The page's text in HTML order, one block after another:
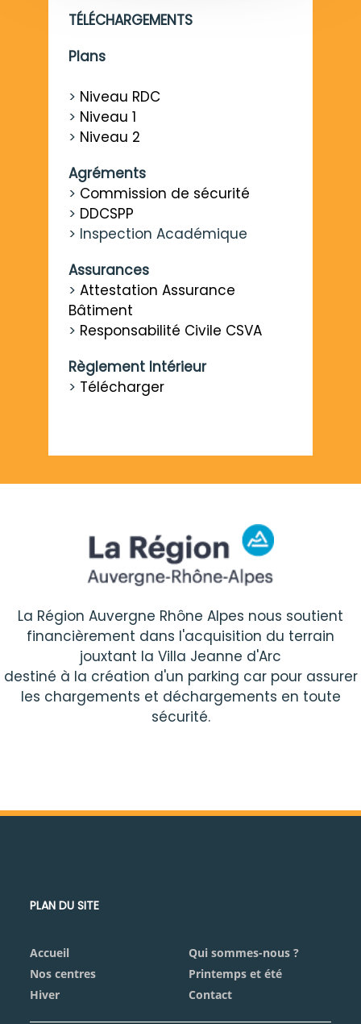
TÉLÉCHARGEMENTS
Plans
> Niveau RDC
> Niveau 1
> Niveau 2
Agréments
> Commission de sécurité
> DDCSPP
> Inspection Académique
Assurances
> Attestation Assurance
Bâtiment
> Responsabilité Civile CSVA
Règlement Intérieur
> Télécharger
La Région Auvergne Rhône Alpes nous soutient
financièrement dans l'acquisition du terrain
jouxtant la Villa Jeanne d'Arc
destiné à la création d'un parking car pour assurer
les chargements et déchargements en toute
sécurité.
PLAN DU SITE
Accueil
Qui sommes-nous ?
Nos centres
Printemps et été
Hiver
Contact